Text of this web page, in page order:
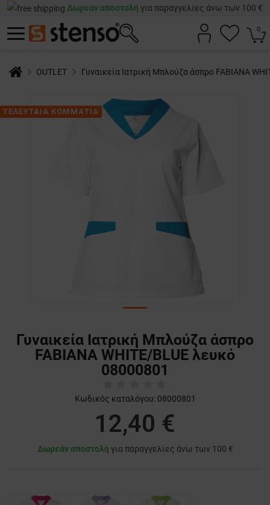
Δωρεάν αποστολή για παραγγελίες άνω των 100 €
0
OUTLET Γυναικεία Ιατρική Μπλούζα άσπρο FABIANA
ΤΕΛΕΥΤΑΙΑ ΚΟΜΜΑΤΙΑ
Γυναικεία Ιατρική Μπλούζα άσπρο
FABIANA WHITE/BLUE λευκό
08000801
Κωδικός καταλόγου: 08000801
12,40 €
Δωρεάν αποστολή για παραγγελίες άνω των 100 €